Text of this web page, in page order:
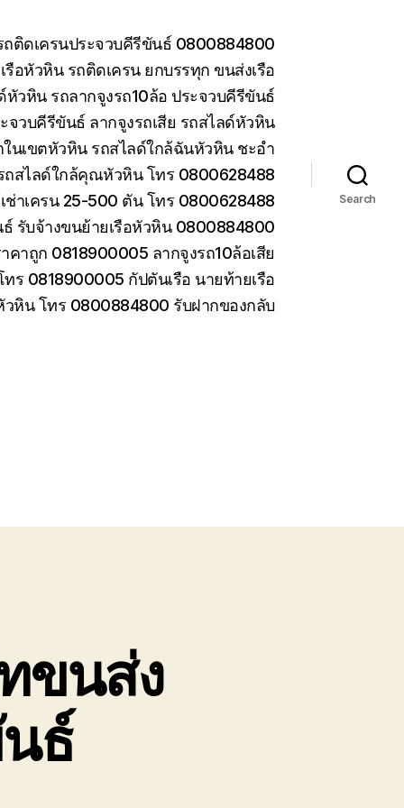
ติดเครนประจวบคีรีขันธ์ 0800884800
รือหัวหิน รถติดเครน ยกบรรทุก ขนส่งเรือ
หัวหิน รถลากจูงรถ10ล้อ ประจวบคีรีขันธ์
จวบคีรีขันธ์ ลากจูงรถเสีย รถสไลด์หัวหิน
ในเขตหัวหิน รถสไลด์ใกล้ฉันหัวหิน ชะอำ
ถสไลด์ใกล้คุณหัวหิน โทร 0800628488
ช่าเครน 25-500 ตัน โทร 0800628488
ธ์ รับจ้างขนย้ายเรือหัวหิน 0800884800
คาถูก 0818900005 ลากจูงรถ10ล้อเสีย
ร 0818900005 กัปตันเรือ นายท้ายเรือ
วหิน โทร 0800884800 รับฝากของกลับ
Search
ขนส่ง
ธ์